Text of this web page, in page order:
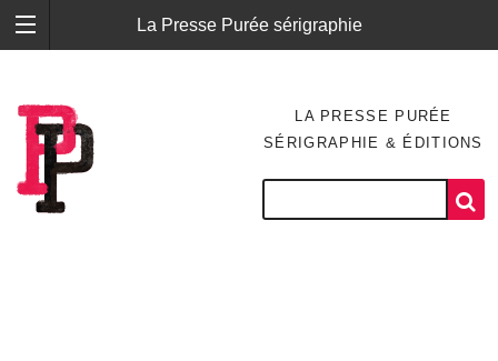
La Presse Purée sérigraphie
LA PRESSE PURÉE
SÉRIGRAPHIE & ÉDITIONS